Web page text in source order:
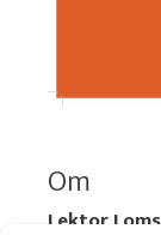
Om
Lektor